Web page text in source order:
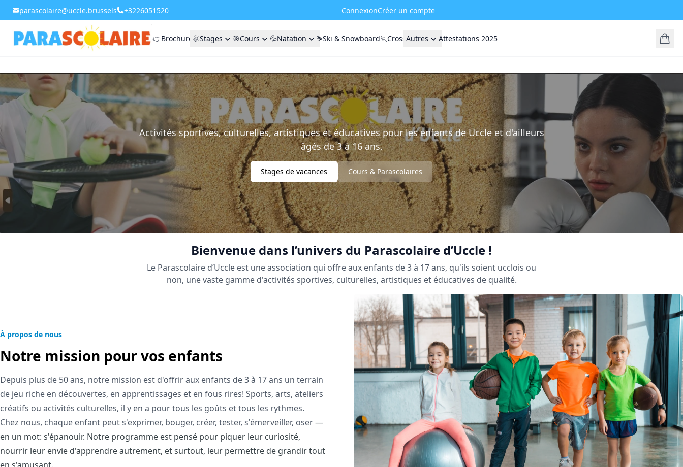
parascolaire@uccle.brussels +3226051520 ConnexionCréer un compte
👉Brochure 🌞Stages 🎯Cours 💦Natation ⛷️Ski & Snowboard🏃Cross Autres Attestations 2025
Activités sportives, culturelles, artistiques et éducatives pour les enfants de Uccle et d'ailleurs
âgés de 3 à 16 ans.
Stages de vacances Cours & Parascolaires
Bienvenue dans l’univers du Parascolaire d’Uccle !
Le Parascolaire d’Uccle est une association qui offre aux enfants de 3 à 17 ans, qu'ils soient ucclois ou
non, une vaste gamme d'activités sportives, culturelles, artistiques et éducatives de qualité.
À propos de nous
Notre mission pour vos enfants
Depuis plus de 50 ans, notre mission est d'offrir aux enfants de 3 à 17 ans un terrain
de jeu riche en découvertes, en apprentissages et en fous rires! Sports, arts, ateliers
créatifs ou activités culturelles, il y en a pour tous les goûts et tous les rythmes.
Chez nous, chaque enfant peut s'exprimer, bouger, créer, tester, s'émerveiller, oser—
en un mot: s'épanouir. Notre programme est pensé pour piquer leur curiosité,
nourrir leur envie d'apprendre autrement, et surtout, leur permettre de grandir tout